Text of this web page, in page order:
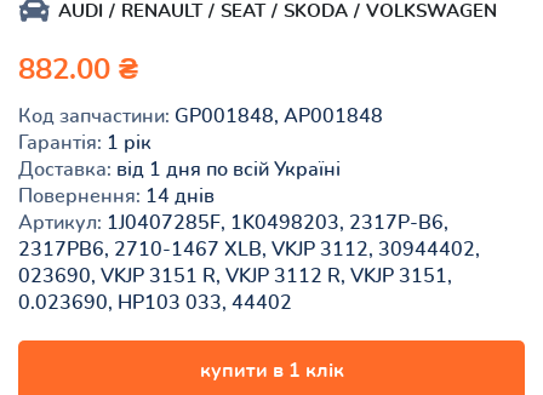
AUDI RENAULT SEAT SKODA VOLKSWAGEN
882.00 ₴
Код запчастини: GP001848, AP001848
Гарантія: 1 рік
Доставка: від 1 дня по всій Україні
Повернення: 14 днів
Артикул: 1J0407285F, 1K0498203, 2317P-B6,
2317PB6, 2710-1467 XLB, VKJP 3112, 30944402,
023690, VKJP 3151 R, VKJP 3112 R, VKJP 3151,
0.023690, HP103 033, 44402
купити в 1 клік